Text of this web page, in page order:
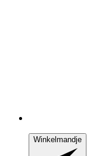
Winkelmandje